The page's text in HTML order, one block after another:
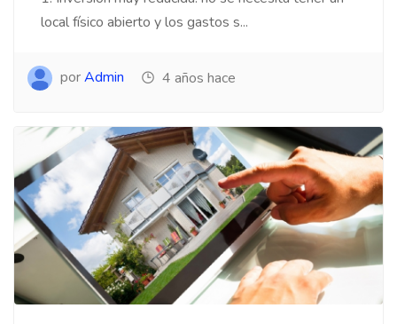
local físico abierto y los gastos s...
porAdmin 4 años hace